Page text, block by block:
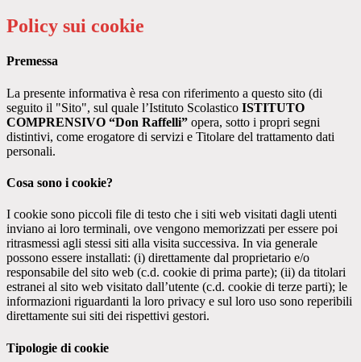
Policy sui cookie
Premessa
La presente informativa è resa con riferimento a questo sito (di
seguito il "Sito", sul quale l’Istituto Scolastico ISTITUTO
COMPRENSIVO “Don Raffelli” opera, sotto i propri segni
distintivi, come erogatore di servizi e Titolare del trattamento dati
personali.
Cosa sono i cookie?
I cookie sono piccoli file di testo che i siti web visitati dagli utenti
inviano ai loro terminali, ove vengono memorizzati per essere poi
ritrasmessi agli stessi siti alla visita successiva. In via generale
possono essere installati: (i) direttamente dal proprietario e/o
responsabile del sito web (c.d. cookie di prima parte); (ii) da titolari
estranei al sito web visitato dall’utente (c.d. cookie di terze parti); le
informazioni riguardanti la loro privacy e sul loro uso sono reperibili
direttamente sui siti dei rispettivi gestori.
Tipologie di cookie